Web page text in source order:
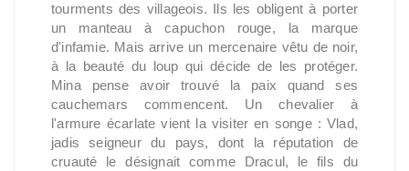
tourments des villageois. Ils les obligent à porter
un manteau à capuchon rouge, la marque
d'infamie. Mais arrive un mercenaire vêtu de noir,
à la beauté du loup qui décide de les protéger.
Mina pense avoir trouvé la paix quand ses
cauchemars commencent. Un chevalier à
l'armure écarlate vient la visiter en songe : Vlad,
jadis seigneur du pays, dont la réputation de
cruauté le désignait comme Dracul, le fils du